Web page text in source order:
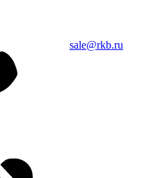
sale@rkb.ru